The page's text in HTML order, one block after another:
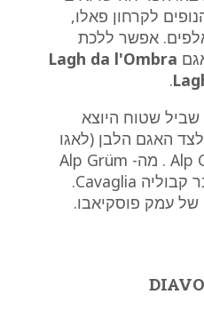
לקרחון פאלו,
אפשר ללכת
Lagh da l'Ombra
.
שביל שטוח היוצא
האגם הלבן (לאגו
ביאנקו) לעבר ה- Alp Grüm . מה- Alp Grüm
השביל מזגזג מטה לעבר קבוליה Cavaglia.
עמק פוסקיאבו.